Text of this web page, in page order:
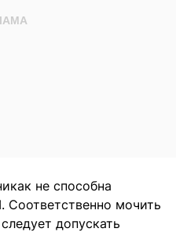
не способна
Соответственно мочить
допускать